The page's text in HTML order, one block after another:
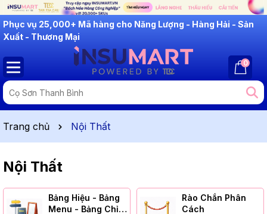
Phục vụ 25,000+ Mã hàng cho Năng Lượng - Hàng Hải - Sản
Xuất - Thương Mại
0
Trang chủ Nội Thất
Nội Thất
Bảng Hiệu - Bảng
Menu - Bảng Chỉ
Rào Chắn Phân
Cách